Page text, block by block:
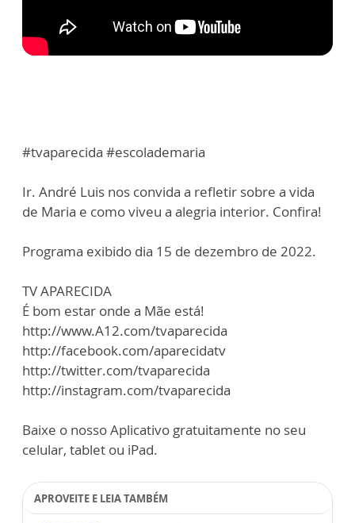
#tvaparecida #escolademaria
Ir. André Luis nos convida a refletir sobre a vida
de Maria e como viveu a alegria interior. Confira!
Programa exibido dia 15 de dezembro de 2022.
TV APARECIDA
É bom estar onde a Mãe está!
http://www.A12.com/tvaparecida
http://facebook.com/aparecidatv
http://twitter.com/tvaparecida
http://instagram.com/tvaparecida
Baixe o nosso Aplicativo gratuitamente no seu
celular, tablet ou iPad.
APROVEITE E LEIA TAMBÉM